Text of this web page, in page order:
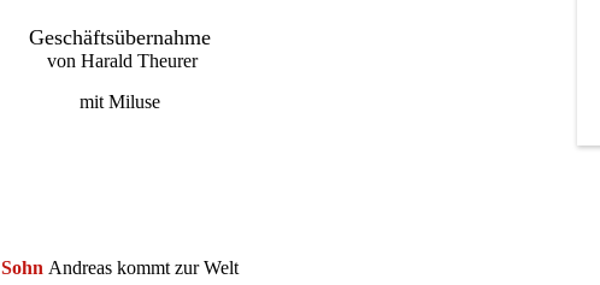
Geschäftsübernahme
von Harald Theurer
mit Miluse
Sohn Andreas kommt zur Welt